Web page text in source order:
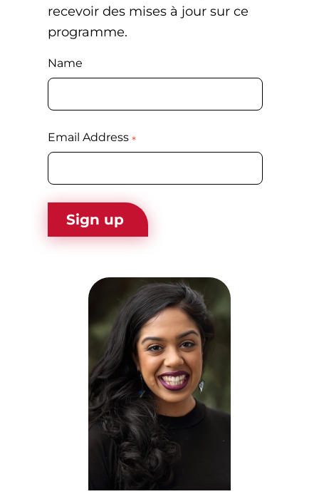
recevoir des mises à jour sur ce
programme.
Name
Email Address *